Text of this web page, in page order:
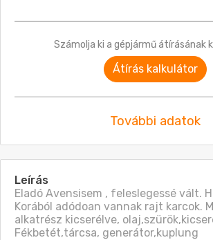
Számolja ki a gépjármű átírásának
Átírás kalkulátor
További adatok
Leírás
Eladó Avensisem , feleslegessé vált.
Korából adódoan vannak rajt karcok.
alkatrész kicserélve,
Fékbetét,tárcsa, generátor,kuplung